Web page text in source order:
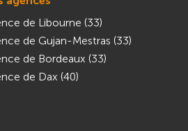
de Libourne (33)
de Gujan-Mestras (33)
de Bordeaux (33)
de Dax (40)